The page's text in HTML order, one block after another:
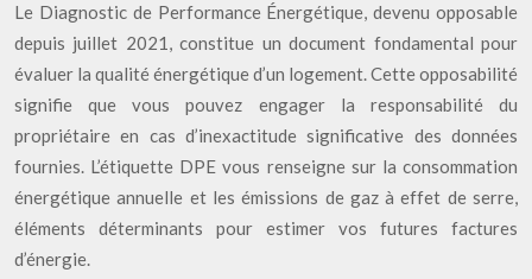
Le Diagnostic de Performance Énergétique, devenu opposable
depuis juillet 2021, constitue un document fondamental pour
évaluer la qualité énergétique d’un logement. Cette opposabilité
signifie que vous pouvez engager la responsabilité du
propriétaire en cas d’inexactitude significative des données
fournies. L’étiquette DPE vous renseigne sur la consommation
énergétique annuelle et les émissions de gaz à effet de serre,
éléments déterminants pour estimer vos futures factures
d’énergie.